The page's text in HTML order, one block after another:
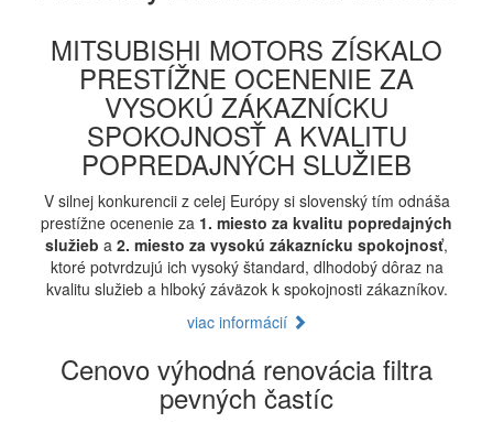
MITSUBISHI MOTORS ZÍSKALO
PRESTÍŽNE OCENENIE ZA
VYSOKÚ ZÁKAZNÍCKU
SPOKOJNOSŤ A KVALITU
POPREDAJNÝCH SLUŽIEB
V silnej konkurencii z celej Európy si slovenský tím odnáša
prestížne ocenenie za 1. miesto za kvalitu popredajných
služieb a 2. miesto za vysokú zákaznícku spokojnosť,
ktoré potvrdzujú ich vysoký štandard, dlhodobý dôraz na
kvalitu služieb a hlboký záväzok k spokojnosti zákazníkov.
viac informácií
Cenovo výhodná renovácia filtra
pevných častíc